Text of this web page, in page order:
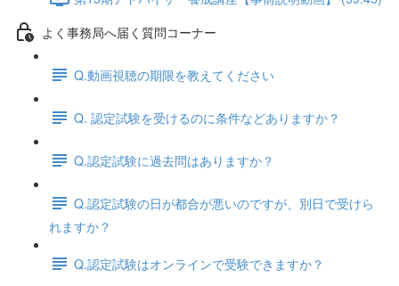
よく事務局へ届く質問コーナー
Q.動画視聴の期限を教えてください
Q. 認定試験を受けるのに条件などありますか？
Q.認定試験に過去問はありますか？
Q.認定試験の日が都合が悪いのですが、別日で受けら
れますか？
Q.認定試験はオンラインで受験できますか？